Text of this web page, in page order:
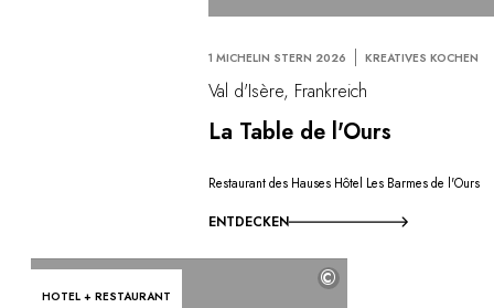
1 MICHELIN STERN 2026 KREATIVES KOCHEN
Val d'Isère, Frankreich
La Table de l'Ours
Restaurant des Hauses Hôtel Les Barmes de l'Ours
ENTDECKEN
HOTEL + RESTAURANT
©